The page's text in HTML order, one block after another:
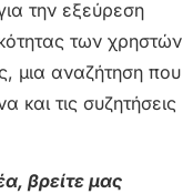
την εξεύρεση
των χρηστών
μια αναζήτηση που
και τις συζητήσεις
βρείτε μας